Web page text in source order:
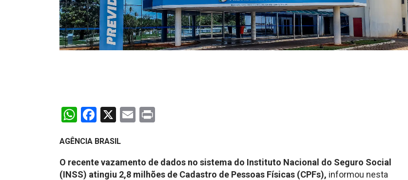
WhatsApp
Facebook
X Email
AGÊNCIA BRASIL
O recente vazamento de dados no sistema do Instituto Nacional do Seguro Social
(INSS) atingiu 2,8 milhões de Cadastro de Pessoas Físicas (CPFs), informou nesta